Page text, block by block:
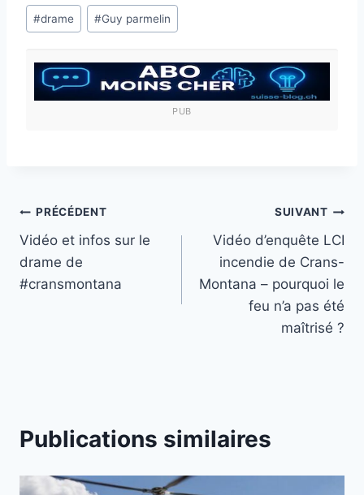
Étiquettes
de
publication :
#drame #Guy parmelin
PUB
Navigation
de
l’article
PRÉCÉDENT
Vidéo et infos sur le
drame de
#cransmontana
SUIVANT
Vidéo d’enquête LCI
incendie de Crans-
Montana – pourquoi le
feu n’a pas été
maîtrisé ?
Publications similaires